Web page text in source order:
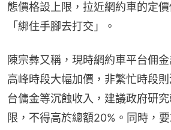
態價格設上限，拉近網約車的定
「綁住手腳去打交」。
陳宗彝又稱，現時網約車平台佣
高峰時段大幅加價，非繁忙時段
台傭金等沉蝕收入，建議政府研
限，不得高於總額20%。同時，